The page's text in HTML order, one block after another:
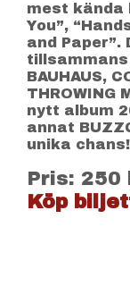
mest kända
You”,
and Paper”.
tillsammans
BAUHAUS,
THROWING
nytt album
annat
unika chans!
Pris: 250
Köp